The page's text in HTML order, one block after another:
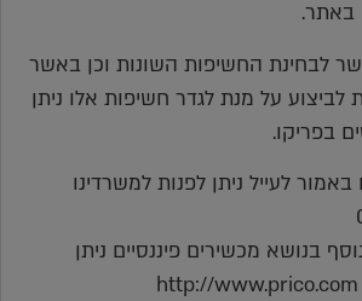
באתר.
לבחינת החשיפות השונות וכן באשר
לביצוע על מנת לגדר חשיפות אלו ניתן
בפריקו.
לעייל ניתן לפנות למשרדינו
בנושא מכשירים פיננסיים ניתן